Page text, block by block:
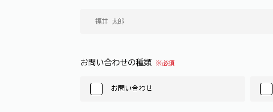
お問い合わせの種類 ※必須
お問い合わせ